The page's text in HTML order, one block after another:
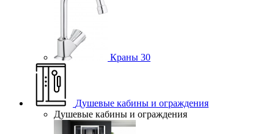
Краны 30
Душевые кабины и ограждения
Душевые кабины и ограждения